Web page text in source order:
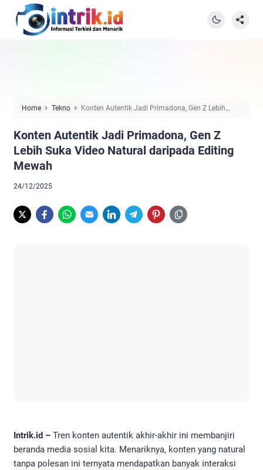
Home Tekno
Konten Autentik Jadi Primadona, Gen Z Lebih
Konten Autentik Jadi Primadona, Gen Z
Lebih Suka Video Natural daripada Editing
Mewah
24/12/2025
Intrik.id – Tren konten autentik akhir-akhir ini membanjiri
beranda media sosial kita. Menariknya, konten yang natural
tanpa polesan ini ternyata mendapatkan banyak interaksi